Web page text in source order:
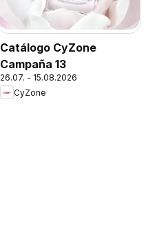
Catálogo CyZone
Campaña 13
26.07. - 15.08.2026
CyZone